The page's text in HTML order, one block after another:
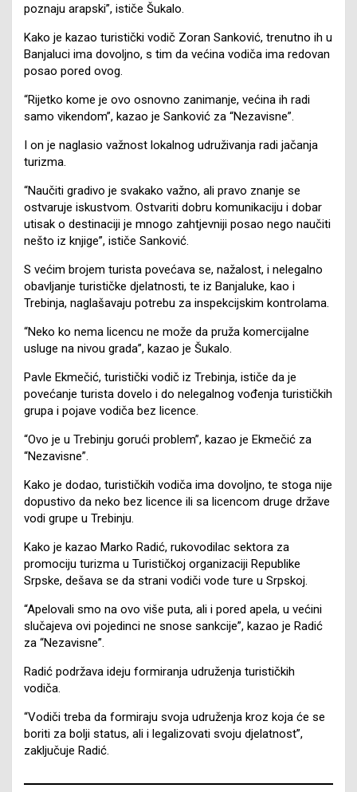
poznaju arapski”, ističe Šukalo.
Kako je kazao turistički vodič Zoran Sanković, trenutno ih u
Banjaluci ima dovoljno, s tim da većina vodiča ima redovan
posao pored ovog.
“Rijetko kome je ovo osnovno zanimanje, većina ih radi
samo vikendom”, kazao je Sanković za “Nezavisne”.
I on je naglasio važnost lokalnog udruživanja radi jačanja
turizma.
“Naučiti gradivo je svakako važno, ali pravo znanje se
ostvaruje iskustvom. Ostvariti dobru komunikaciju i dobar
utisak o destinaciji je mnogo zahtjevniji posao nego naučiti
nešto iz knjige”, ističe Sanković.
S većim brojem turista povećava se, nažalost, i nelegalno
obavljanje turističke djelatnosti, te iz Banjaluke, kao i
Trebinja, naglašavaju potrebu za inspekcijskim kontrolama.
“Neko ko nema licencu ne može da pruža komercijalne
usluge na nivou grada”, kazao je Šukalo.
Pavle Ekmečić, turistički vodič iz Trebinja, ističe da je
povećanje turista dovelo i do nelegalnog vođenja turističkih
grupa i pojave vodiča bez licence.
“Ovo je u Trebinju gorući problem”, kazao je Ekmečić za
“Nezavisne”.
Kako je dodao, turističkih vodiča ima dovoljno, te stoga nije
dopustivo da neko bez licence ili sa licencom druge države
vodi grupe u Trebinju.
Kako je kazao Marko Radić, rukovodilac sektora za
promociju turizma u Turističkoj organizaciji Republike
Srpske, dešava se da strani vodiči vode ture u Srpskoj.
“Apelovali smo na ovo više puta, ali i pored apela, u većini
slučajeva ovi pojedinci ne snose sankcije”, kazao je Radić
za “Nezavisne”.
Radić podržava ideju formiranja udruženja turističkih
vodiča.
“Vodiči treba da formiraju svoja udruženja kroz koja će se
boriti za bolji status, ali i legalizovati svoju djelatnost”,
zaključuje Radić.